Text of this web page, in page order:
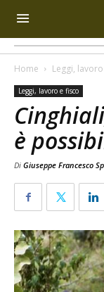
Home Leggi,
Leggi, lavoro e fisco
è
Di Giuseppe Francesco